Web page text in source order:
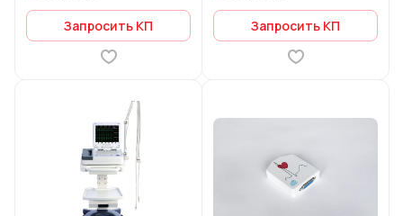
Запросить КП Запросить КП